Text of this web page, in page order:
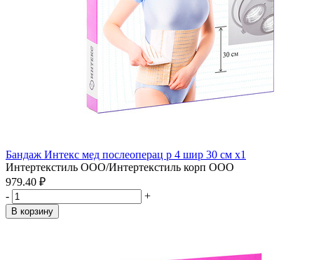
Бандаж Интекс мед послеоперац р 4 шир 30 см x1
Интертекстиль ООО/Интертекстиль корп ООО
979.40 ₽
-
+
В корзину